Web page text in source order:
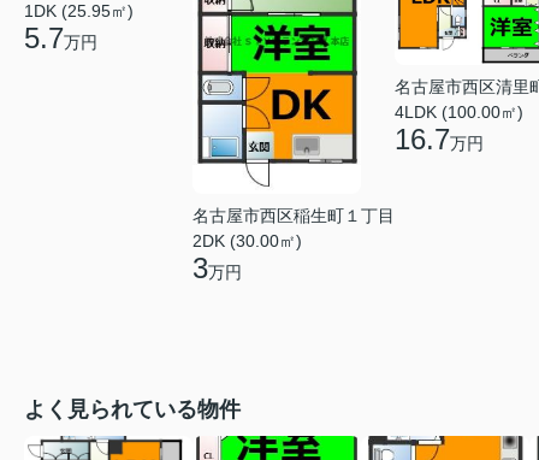
1DK (25.95㎡)
5.7万円
名古屋市西区稲生町１丁目
2DK (30.00㎡)
3万円
名古屋市西区清里
4LDK (100.00㎡)
16.7万円
よく見られている物件